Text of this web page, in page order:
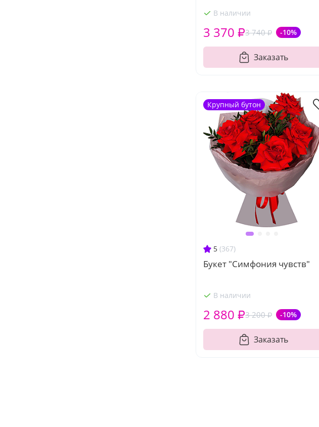
В наличии
3 740 ₽ -10%
3 370 ₽
Заказать
5 (367)
Букет "Симфония чувств"
В наличии
3 200 ₽ -10%
2 880 ₽
Заказать
Крупный бутон